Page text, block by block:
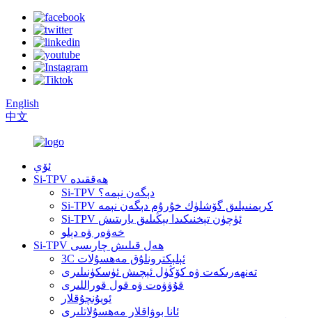
English
中文
ئۆي
Si-TPV ھەققىدە
Si-TPV دېگەن نېمە؟
Si-TPV كرېمنىيلىق گۆشلۈك خۇرۇم دېگەن نېمە
Si-TPV ئۈچۈن تېخنىكىدا يېڭىلىق يارىتىش
خەۋەر ۋە دېلو
Si-TPV ھەل قىلىش چارىسى
3C ئېلېكترونلۇق مەھسۇلات
تەنھەرىكەت ۋە كۆڭۈل ئېچىش ئۈسكۈنىلىرى
قۇۋۋەت ۋە قول قوراللىرى
ئويۇنچۇقلار
ئانا بوۋاقلار مەھسۇلاتلىرى